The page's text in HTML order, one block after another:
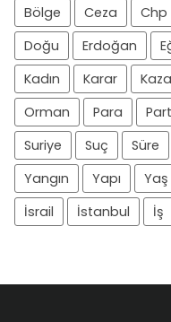
Bölge
Ceza Chp
Doğu
Erdoğan
Kadın
Karar Kaza
Orman
Para
Suriye
Suç Süre
Yangın
Yapı Yaş
İsrail
İstanbul İş